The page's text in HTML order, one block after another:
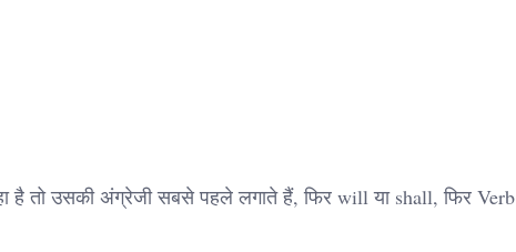
है तो उसकी अंग्रेजी सबसे पहले लगाते हैं, फिर will या shall, फिर Verb